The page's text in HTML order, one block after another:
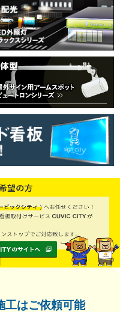
工はご依頼可能